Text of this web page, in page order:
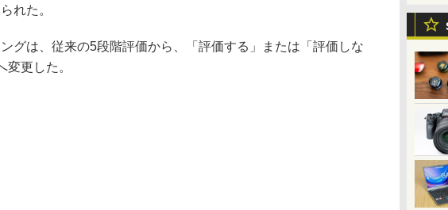
れた。
グは、従来の5段階評価から、「評価する」または「評価しな
変更した。